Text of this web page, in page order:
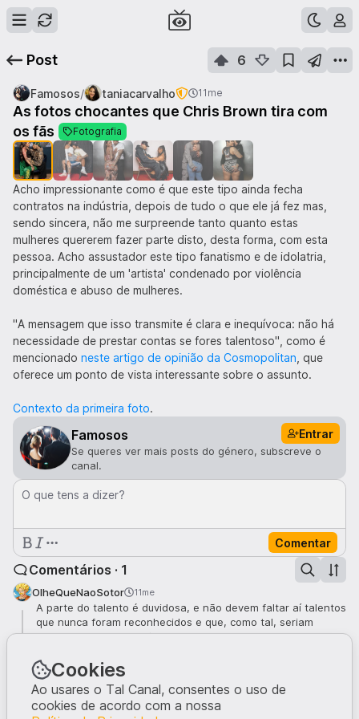
Post 6
Famosos/ taniacarvalho 11me
As fotos chocantes que Chris Brown tira com
os fãs
Fotografia
de
Acho impressionante como é que este tipo ainda fecha
contratos na indústria, depois de tudo o que ele já fez mas,
sendo sincera, não me surpreende tanto quanto estas
mulheres quererem fazer parte disto, desta forma, com esta
pessoa. Acho assustador este tipo fanatismo e de idolatria,
principalmente de um 'artista' condenado por violência
doméstica e abuso de mulheres.
"A mensagem que isso transmite é clara e inequívoca: não há
necessidade de prestar contas se fores talentoso", como é
mencionado neste artigo de opinião da Cosmopolitan , que
oferece um ponto de vista interessante sobre o assunto.
Contexto da primeira foto.
Famosos Entrar
Se queres ver mais posts do género, subscreve o
canal.
O que tens a dizer?
Comentar
Comentários · 1
OlheQueNaoSotor 11me
A parte do talento é duvidosa, e não devem faltar aí talentos
que nunca foram reconhecidos e que, como tal, seriam
censurados em situações semelhantes.
Mas parece que riqueza e fama, isso sim, significa porta
aberta para este tipo de comportamentos. Que as mulheres
nas fotos se queiram prestar a essas figuras é que se torna
impensável.
Cookies
Ao usares o Tal Canal, consentes o uso de
cookies de acordo com a nossa